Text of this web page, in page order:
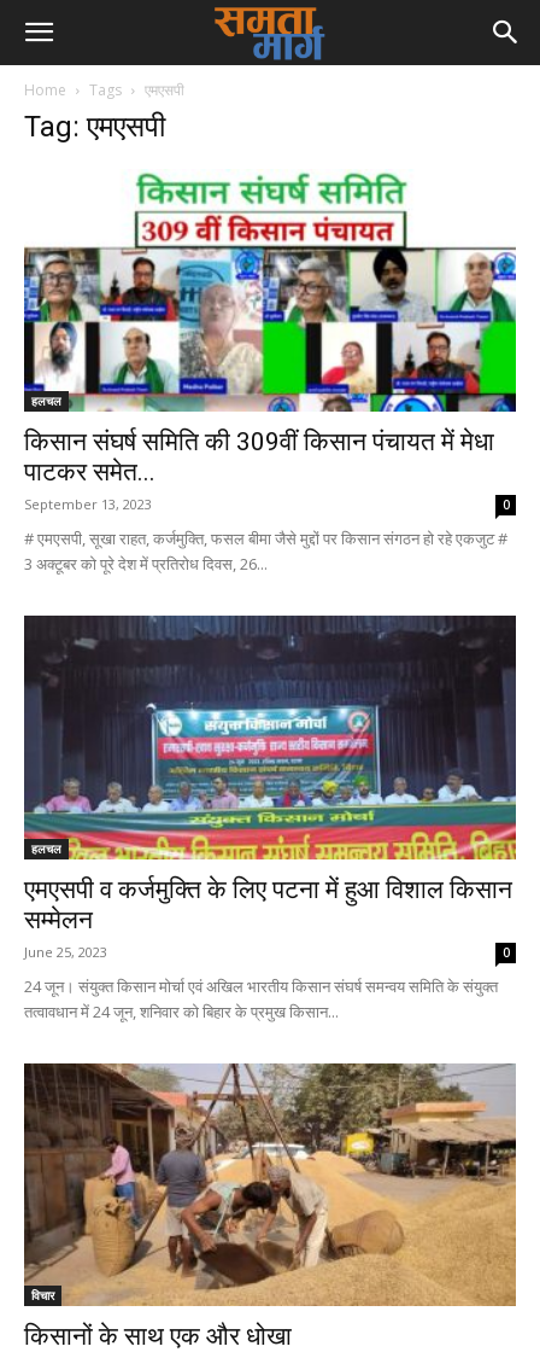
Home Tags एमएसपी
Tag: एमएसपी
हलचल
किसान संघर्ष समिति की 309वीं किसान पंचायत में मेधा
पाटकर समेत...
September 13, 2023 0
# एमएसपी, सूखा राहत, कर्जमुक्ति, फसल बीमा जैसे मुद्दों पर किसान संगठन हो रहे एकजुट #
3 अक्टूबर को पूरे देश में प्रतिरोध दिवस, 26...
हलचल
एमएसपी व कर्जमुक्ति के लिए पटना में हुआ विशाल किसान
सम्मेलन
June 25, 2023 0
24 जून। संयुक्त किसान मोर्चा एवं अखिल भारतीय किसान संघर्ष समन्वय समिति के संयुक्त
तत्वावधान में 24 जून, शनिवार को बिहार के प्रमुख किसान...
विचार
किसानों के साथ एक और धोखा